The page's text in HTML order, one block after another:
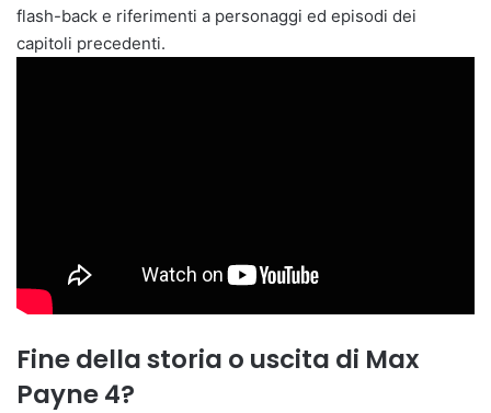
flash-back e riferimenti a personaggi ed episodi dei
capitoli precedenti.
Fine della storia o uscita di Max
Payne 4?